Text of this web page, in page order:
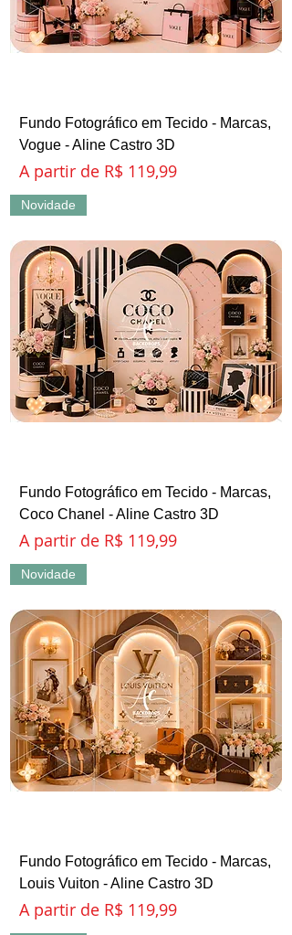
Fundo Fotográfico em Tecido - Marcas,
Vogue - Aline Castro 3D
A partir de R$ 119,99
Preço promocional
Novidade
Fundo Fotográfico em Tecido - Marcas,
Coco Chanel - Aline Castro 3D
A partir de R$ 119,99
Preço promocional
Novidade
Fundo Fotográfico em Tecido - Marcas,
Louis Vuiton - Aline Castro 3D
A partir de R$ 119,99
Preço promocional